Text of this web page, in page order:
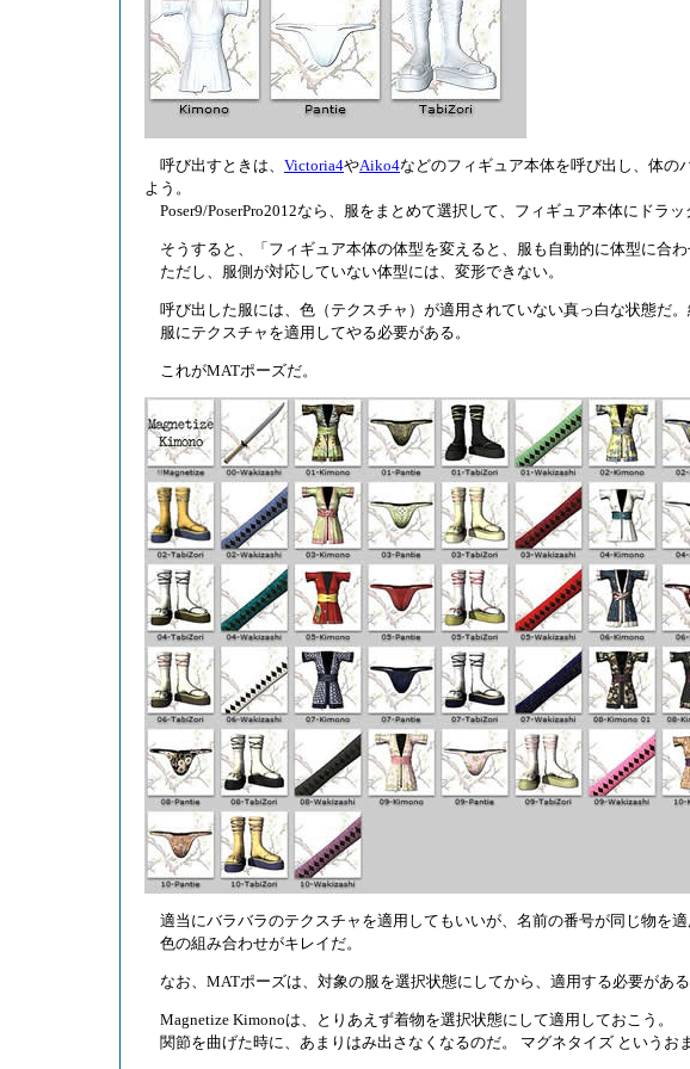
呼び出すときは、 Victoria4やAiko4などのフィギュア本体を呼び出し、体の
よう。
Poser9/PoserPro2012なら、服をまとめて選択して、フィギュア本体にドラ
そうすると、「フィギュア本体の体型を変えると、服も自動的に体型に合わ
ただし、服側が対応していない体型には、変形できない。
呼び出した服には、色（テクスチャ）が適用されていない真っ白な状態だ
服にテクスチャを適用してやる必要がある。
これがMATポーズだ。
適当にバラバラのテクスチャを適用してもいいが、名前の番号が同じ物を適
色の組み合わせがキレイだ。
なお、MATポーズは、対象の服を選択状態にしてから、適用する必要がある
Magnetize Kimonoは、とりあえず着物を選択状態にして適用しておこう。
関節を曲げた時に、あまりはみ出さなくなるのだ。 マグネタイズ というお